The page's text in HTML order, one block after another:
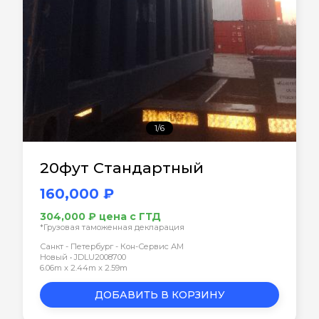
1/6
20фут Стандартный
160,000 ₽
304,000 ₽ цена с ГТД
*Грузовая таможенная декларация
Санкт - Петербург - Кон-Сервис АМ
Новый • JDLU2008700
6.06m x 2.44m x 2.59m
ДОБАВИТЬ В КОРЗИНУ